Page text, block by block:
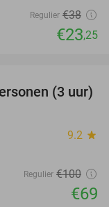
Regulier €38
€23,25
31%
(3 uur)
9.2 star
Regulier €100
€69